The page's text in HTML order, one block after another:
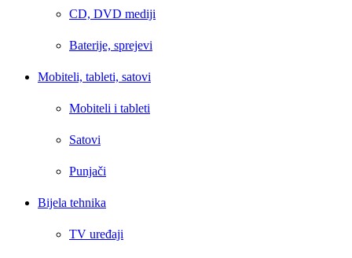
CD, DVD mediji
Baterije, sprejevi
Mobiteli, tableti, satovi
Mobiteli i tableti
Satovi
Punjači
Bijela tehnika
TV uređaji